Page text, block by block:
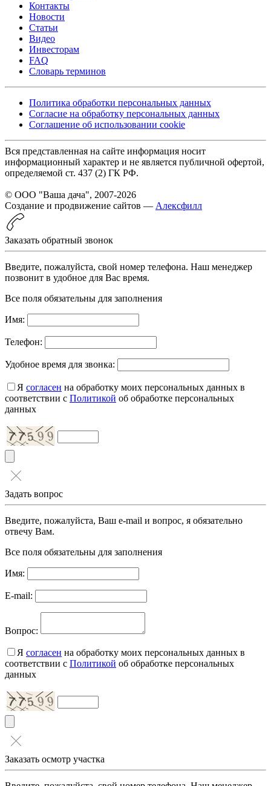
Контакты
Новости
Статьи
Видео
Инвесторам
FAQ
Словарь терминов
Политика обработки персональных данных
Согласие на обработку персональных данных
Соглашение об использовании cookie
Вся представленная на сайте информация носит
информационный характер и не является публичной офертой,
определяемой ст. 437 (2) ГК РФ.
© ООО "Ваша дача", 2007-2026
Создание и продвижение сайтов — Алексфилл
Заказать обратный звонок
Введите, пожалуйста, свой номер телефона. Наш менеджер
позвонит в удобное для Вас время.
Все поля обязательны для заполнения
Имя:
Телефон:
Удобное время для звонка:
Я согласен на обработку моих персональных данных в
соответствии с Политикой об обработке персональных
данных
Задать вопрос
Введите, пожалуйста, Ваш e-mail и вопрос, я обязательно
отвечу Вам.
Все поля обязательны для заполнения
Имя:
E-mail:
Вопрос:
Я согласен на обработку моих персональных данных в
соответствии с Политикой об обработке персональных
данных
Заказать осмотр участка